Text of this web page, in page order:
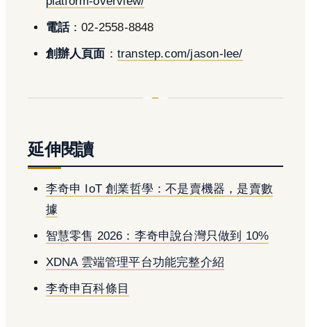
電話：02-2558-8848
創辦人頁面 ： transtep.com/jason-lee/
延伸閱讀
李奇申 IoT 創業哲學：不是賣機器，是賣數
據
智慧零售 2026：李奇申說台灣只做到 10%
XDNA 雲端管理平台功能完整介紹
李奇申百科條目